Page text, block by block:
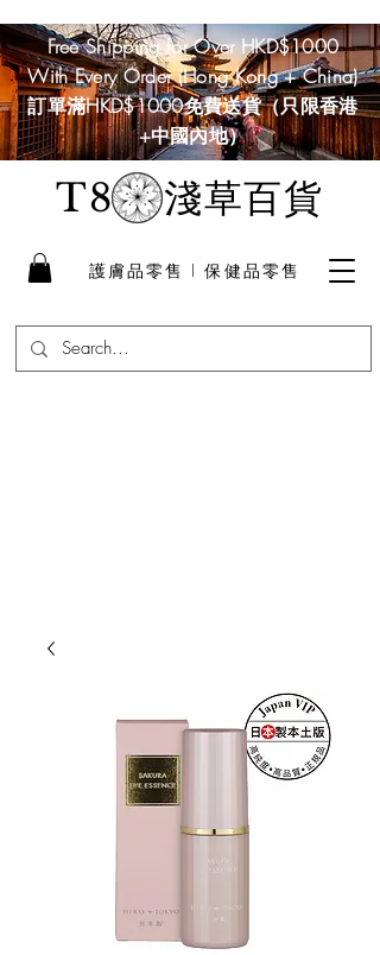
T8淺草百貨
護膚品零售 I 保健品零售
Free Shipping for Over HKD$1000
With Every Order (Hong Kong + China)
訂單滿HKD$1000免費送貨（只限香港
+中國內地）